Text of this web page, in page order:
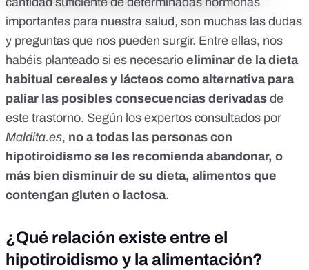
importantes para nuestra salud, son muchas las dudas
y preguntas que nos pueden surgir. Entre ellas, nos
habéis planteado si es necesario eliminar de la dieta
habitual cereales y lácteos como alternativa para
paliar las posibles consecuencias derivadas de
este trastorno. Según los expertos consultados por
Maldita.es, no a todas las personas con
hipotiroidismo se les recomienda abandonar, o
más bien disminuir de su dieta, alimentos que
contengan gluten o lactosa.
¿Qué relación existe entre el
hipotiroidismo y la alimentación?